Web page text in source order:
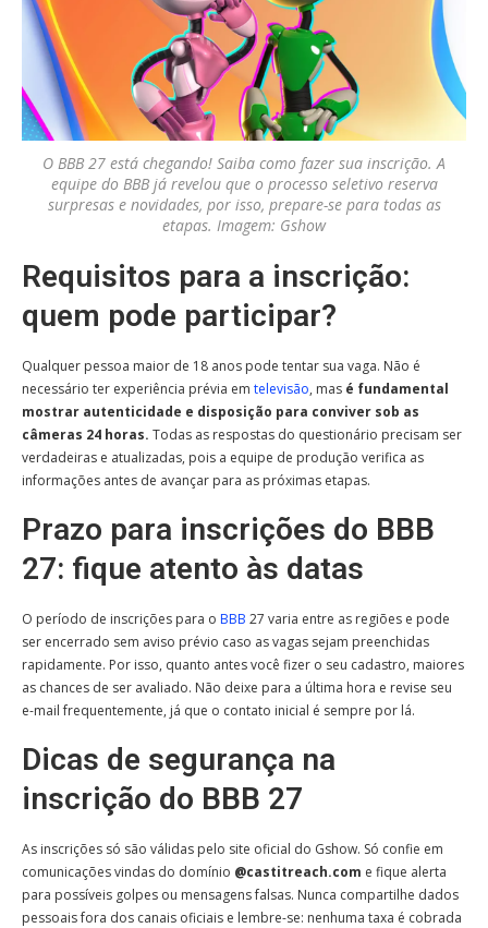
O BBB 27 está chegando! Saiba como fazer sua inscrição. A
equipe do BBB já revelou que o processo seletivo reserva
surpresas e novidades, por isso, prepare-se para todas as
etapas. Imagem: Gshow
Requisitos para a inscrição:
quem pode participar?
Qualquer pessoa maior de 18 anos pode tentar sua vaga. Não é
necessário ter experiência prévia em televisão, mas é fundamental
mostrar autenticidade e disposição para conviver sob as
câmeras 24 horas. Todas as respostas do questionário precisam ser
verdadeiras e atualizadas, pois a equipe de produção verifica as
informações antes de avançar para as próximas etapas.
Prazo para inscrições do BBB
27: fique atento às datas
O período de inscrições para o BBB 27 varia entre as regiões e pode
ser encerrado sem aviso prévio caso as vagas sejam preenchidas
rapidamente. Por isso, quanto antes você fizer o seu cadastro, maiores
as chances de ser avaliado. Não deixe para a última hora e revise seu
e-mail frequentemente, já que o contato inicial é sempre por lá.
Dicas de segurança na
inscrição do BBB 27
As inscrições só são válidas pelo site oficial do Gshow. Só confie em
comunicações vindas do domínio @castitreach.com e fique alerta
para possíveis golpes ou mensagens falsas. Nunca compartilhe dados
pessoais fora dos canais oficiais e lembre-se: nenhuma taxa é cobrada